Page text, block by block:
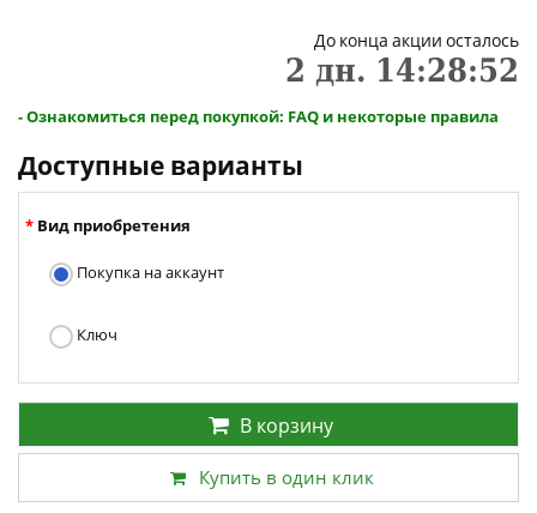
До конца акции осталось
2 дн. 14:28:52
- Ознакомиться перед покупкой: FAQ и некоторые правила
Доступные варианты
Вид приобретения
Покупка на аккаунт
Ключ
В корзину
Купить в один клик